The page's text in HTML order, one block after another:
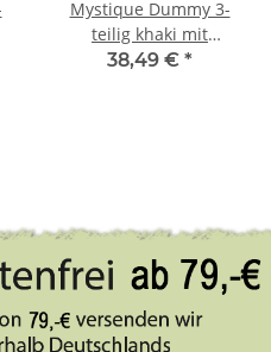
Mystique Dummy 3-
teilig khaki mit
Kaninchenfell 4,0kg
38,49 € *